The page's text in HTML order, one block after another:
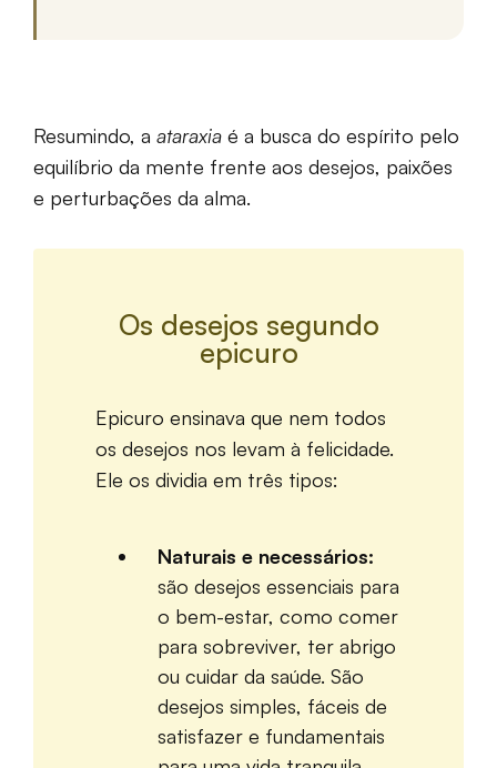
Resumindo, a ataraxia é a busca do espírito pelo
equilíbrio da mente frente aos desejos, paixões
e perturbações da alma.
Os desejos segundo
epicuro
Epicuro ensinava que nem todos
os desejos nos levam à felicidade.
Ele os dividia em três tipos:
Naturais e necessários:
são desejos essenciais para
o bem-estar, como comer
para sobreviver, ter abrigo
ou cuidar da saúde. São
desejos simples, fáceis de
satisfazer e fundamentais